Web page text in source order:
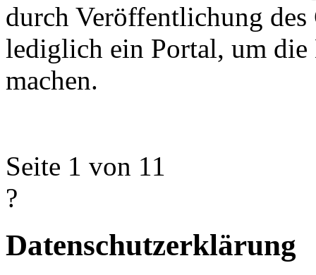
durch Veröffentlichung des
lediglich ein Portal, um
machen.
Seite 1 von 11
?
Datenschutzerklärung